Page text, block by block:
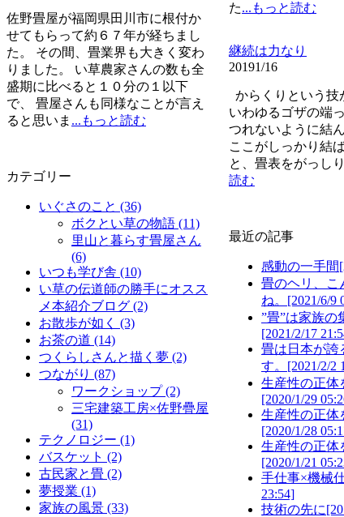
た...もっと読む
佐野畳屋が福岡県田川市に根付か
せてもらって約６７年が経ちまし
た。 その間、畳業界も大きく変わ
りました。 い草農家さんの数も全
盛期に比べると１０分の１以下
で、 畳屋さんも同様なことが言え
ると思いま ...もっと読む
継続は力なり
20191/16
からくりという技
いわゆるゴザの端
つれないように結
ここがしっかり結
と、畳表をがっし
読む
カテゴリー
いぐさのこと (36)
ボクとい草の物語 (11)
里山と暮らす畳屋さん
(6)
いつも学び舎 (10)
い草の伝道師の勝手にオスス
メ本紹介ブログ (2)
お散歩が如く (3)
お茶の道 (14)
つくらしさんと描く夢 (2)
つながり (87)
ワークショップ(2)
三宅建築工房×佐野疊屋
(31)
テクノロジー (1)
バスケット (2)
古民家と畳 (2)
夢授業 (1)
家族の風景 (33)
最近の記事
感動の一手間
畳のヘリ、こ
ね。 [2021/6/9
”畳”は家族の
[2021/2/17
畳は日本が誇
す。 [2021/2/2
生産性の正
[2020/1/29
生産性の正
[2020/1/28
生産性の正
[2020/1/21
手仕事×機械
23:54]
技術の先に